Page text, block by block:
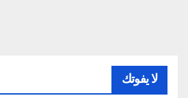
لا يفوتك